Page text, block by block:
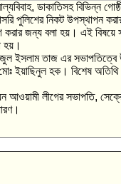
ডাকাতিসহ বিভিন্ন
পুলিশের নিকট উপস্থাপন
করার জন্য বলা হয়। এই বিষয়ে
হয়।
ইসলাম তাজ এর
ইয়াছিনুল হক। বিশেষ
লীগের সভাপতি,